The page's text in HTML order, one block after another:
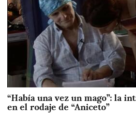
“Había una vez un mago”: la
en el rodaje de “Aniceto”